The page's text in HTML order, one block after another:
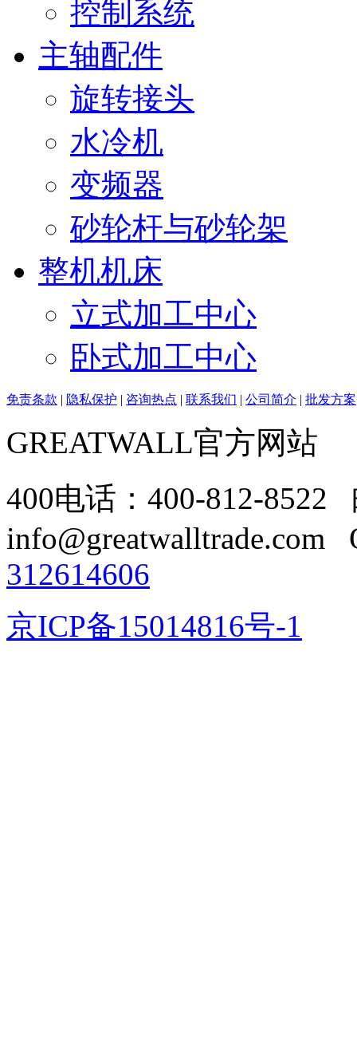
控制系统
主轴配件
旋转接头
水冷机
变频器
砂轮杆与砂轮架
整机机床
立式加工中心
卧式加工中心
免责条款 | 隐私保护 | 咨询热点 | 联系我们 | 公司简介 | 批发方案
GREATWALL官方网站
400电话：400-812-8522
info@greatwalltrade.com
312614606
京ICP备15014816号-1